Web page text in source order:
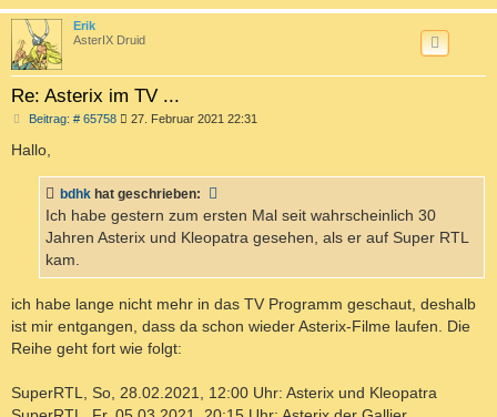
a
Erik
AsterIX Druid
Re: Asterix im TV ...
Beitrag: # 65758B
r
a
g
27. Februar 2021 22:31
Hallo,
bdhk hat geschrieben:
Ich habe gestern zum ersten Mal seit wahrscheinlich 30
Jahren Asterix und Kleopatra gesehen, als er auf Super RTL
kam.
ich habe lange nicht mehr in das TV Programm geschaut, deshalb
ist mir entgangen, dass da schon wieder Asterix-Filme laufen. Die
Reihe geht fort wie folgt:
SuperRTL, So, 28.02.2021, 12:00 Uhr: Asterix und Kleopatra